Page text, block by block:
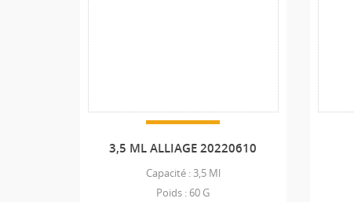
3,5 ML ALLIAGE 20220610
Capacité : 3,5 Ml
Poids : 60 G